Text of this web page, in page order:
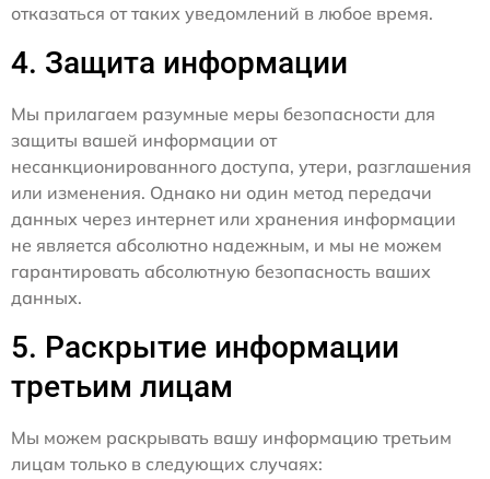
отказаться от таких уведомлений в любое время.
4. Защита информации
Мы прилагаем разумные меры безопасности для
защиты вашей информации от
несанкционированного доступа, утери, разглашения
или изменения. Однако ни один метод передачи
данных через интернет или хранения информации
не является абсолютно надежным, и мы не можем
гарантировать абсолютную безопасность ваших
данных.
5. Раскрытие информации
третьим лицам
Мы можем раскрывать вашу информацию третьим
лицам только в следующих случаях: